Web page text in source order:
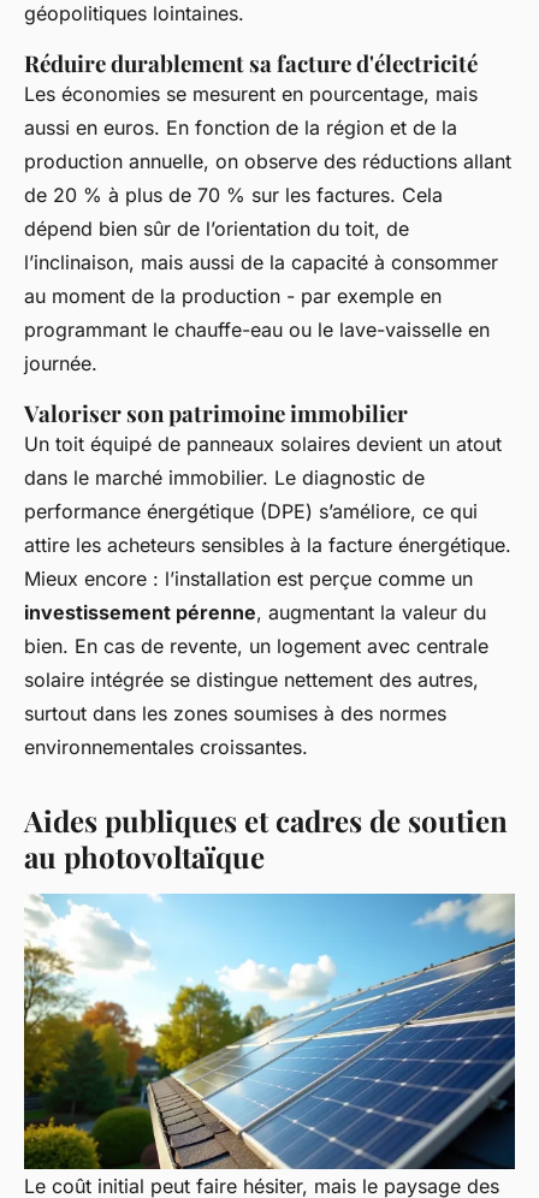
géopolitiques lointaines.
Réduire durablement sa facture d'électricité
Les économies se mesurent en pourcentage, mais
aussi en euros. En fonction de la région et de la
production annuelle, on observe des réductions allant
de 20 % à plus de 70 % sur les factures. Cela
dépend bien sûr de l’orientation du toit, de
l’inclinaison, mais aussi de la capacité à consommer
au moment de la production - par exemple en
programmant le chauffe-eau ou le lave-vaisselle en
journée.
Valoriser son patrimoine immobilier
Un toit équipé de panneaux solaires devient un atout
dans le marché immobilier. Le diagnostic de
performance énergétique (DPE) s’améliore, ce qui
attire les acheteurs sensibles à la facture énergétique.
Mieux encore : l’installation est perçue comme un
investissement pérenne, augmentant la valeur du
bien. En cas de revente, un logement avec centrale
solaire intégrée se distingue nettement des autres,
surtout dans les zones soumises à des normes
environnementales croissantes.
Aides publiques et cadres de soutien
au photovoltaïque
Le coût initial peut faire hésiter, mais le paysage des